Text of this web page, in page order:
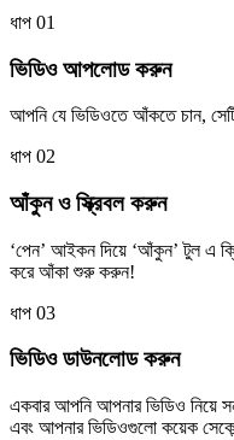
ধাপ 01
ভিডিও আপলোড করুন
আপনি যে ভিডিওতে আঁকতে চান,
ধাপ 02
আঁকুন ও স্ক্রিবল করুন
‘পেন’ আইকন দিয়ে ‘আঁকুন’ টুল এ
করে আঁকা শুরু করুন!
ধাপ 03
ভিডিও ডাউনলোড করুন
একবার আপনি আপনার ভিডিও নিয়ে
এবং আপনার ভিডিওগুলো কয়েক